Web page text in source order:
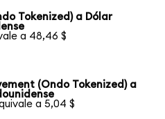
Tokenized) a Dólar
a 48,46 $
(Ondo Tokenized) a
a 5,04 $